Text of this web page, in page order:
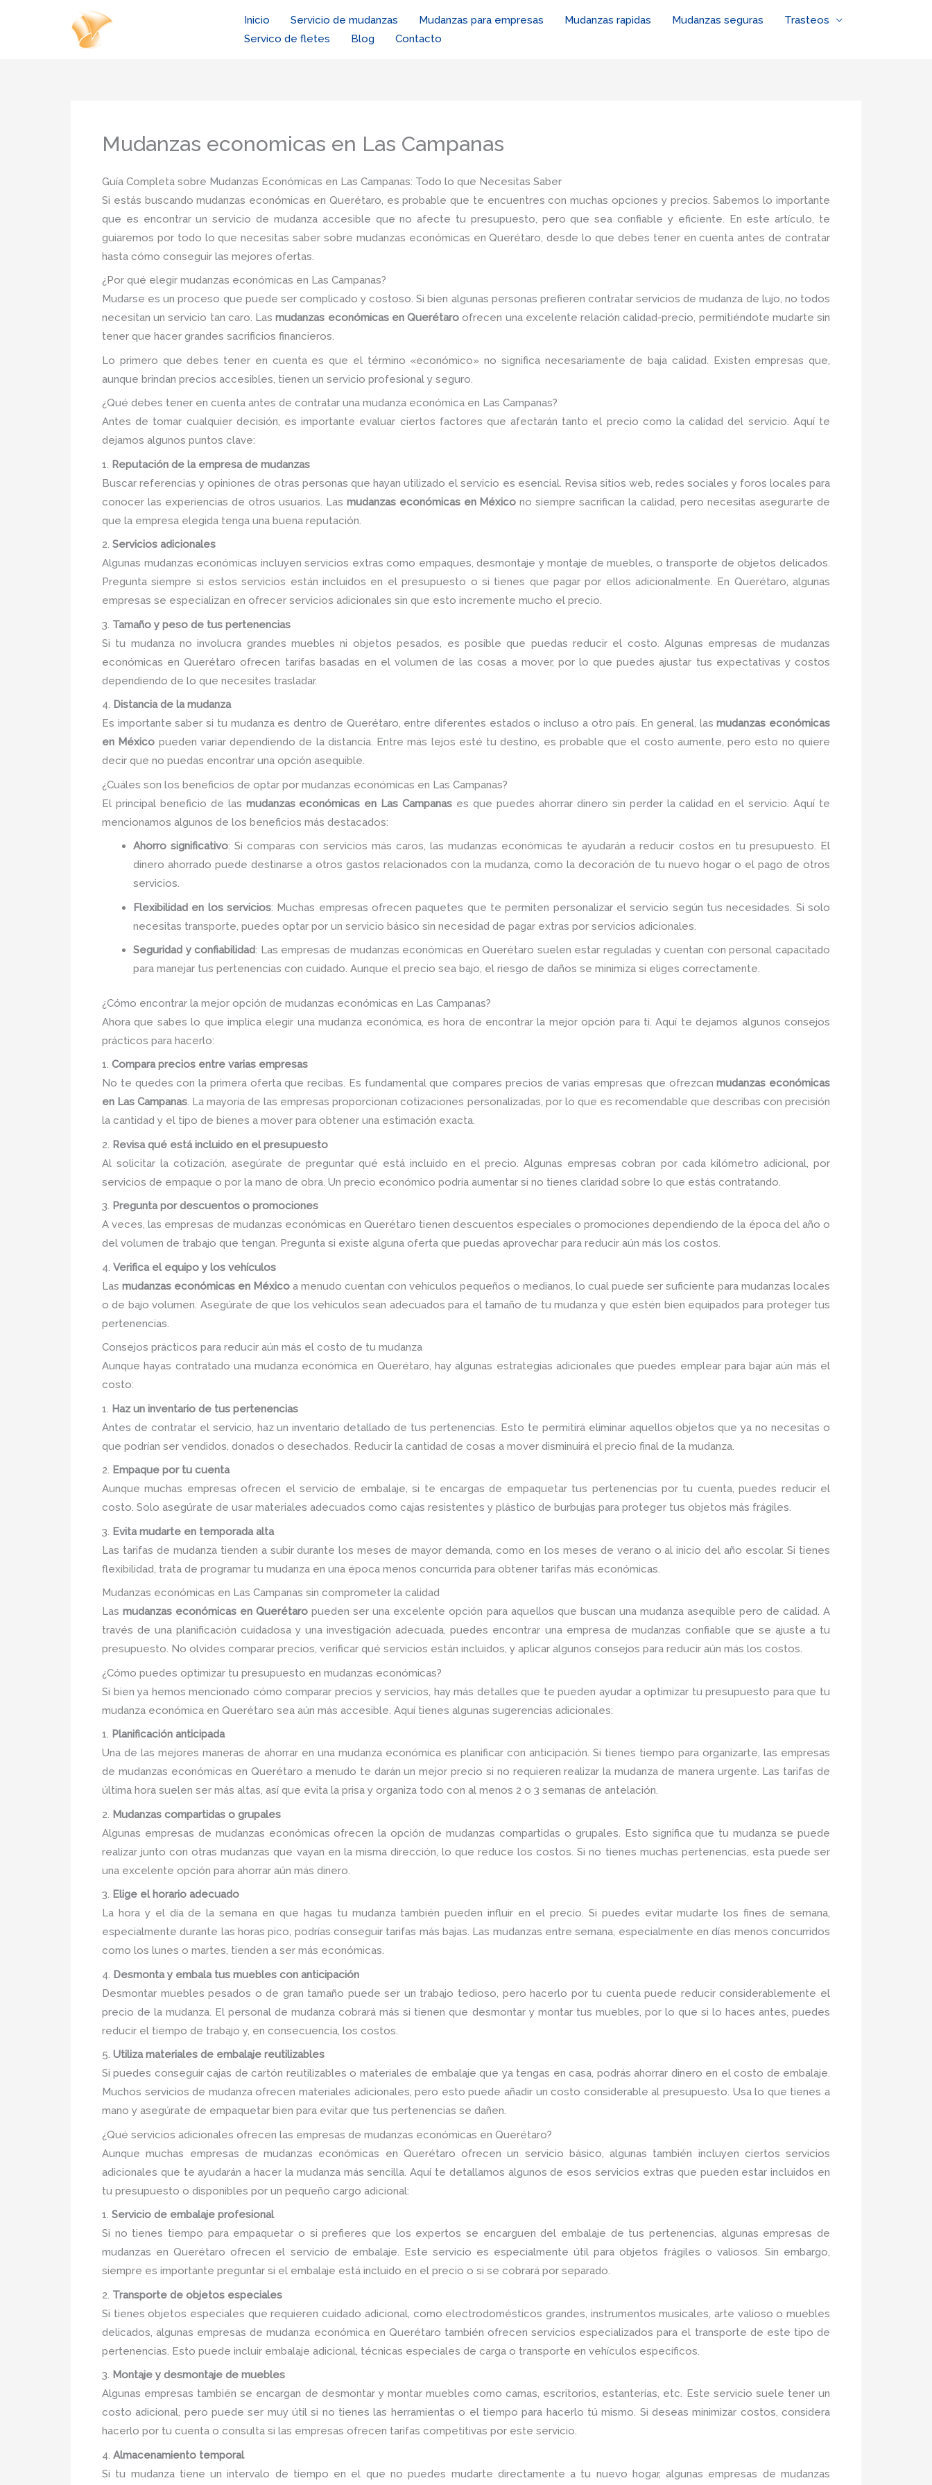
Inicio Servicio de mudanzas Mudanzas para empresas Mudanzas rapidas Mudanzas seguras
Trasteos
Servico de fletes
Blog Contacto
Mudanzas economicas en Las Campanas
Guía Completa sobre Mudanzas Económicas en Las Campanas: Todo lo que Necesitas Saber
Si estás buscando mudanzas económicas en Querétaro, es probable que te encuentres con muchas opciones y precios. Sabemos lo importante
que es encontrar un servicio de mudanza accesible que no afecte tu presupuesto, pero que sea confiable y eficiente. En este artículo, te
guiaremos por todo lo que necesitas saber sobre mudanzas económicas en Querétaro, desde lo que debes tener en cuenta antes de contratar
hasta cómo conseguir las mejores ofertas.
¿Por qué elegir mudanzas económicas en Las Campanas?
Mudarse es un proceso que puede ser complicado y costoso. Si bien algunas personas prefieren contratar servicios de mudanza de lujo, no todos
necesitan un servicio tan caro. Lasmudanzas económicas en Querétaro ofrecen una excelente relación calidad-precio, permitiéndote mudarte sin
tener que hacer grandes sacrificios financieros.
Lo primero que debes tener en cuenta es que el término «económico» no significa necesariamente de baja calidad. Existen empresas que,
aunque brindan precios accesibles, tienen un servicio profesional y seguro.
¿Qué debes tener en cuenta antes de contratar una mudanza económica en Las Campanas?
Antes de tomar cualquier decisión, es importante evaluar ciertos factores que afectarán tanto el precio como la calidad del servicio. Aquí te
dejamos algunos puntos clave:
1. Reputación de la empresa de mudanzas
Buscar referencias y opiniones de otras personas que hayan utilizado el servicio es esencial. Revisa sitios web, redes sociales y foros locales para
conocer las experiencias de otros usuarios. Las mudanzas económicas en México no siempre sacrifican la calidad, pero necesitas asegurarte de
que la empresa elegida tenga una buena reputación.
2. Servicios adicionales
Algunas mudanzas económicas incluyen servicios extras como empaques, desmontaje y montaje de muebles, o transporte de objetos delicados.
Pregunta siempre si estos servicios están incluidos en el presupuesto o si tienes que pagar por ellos adicionalmente. En Querétaro, algunas
empresas se especializan en ofrecer servicios adicionales sin que esto incremente mucho el precio.
3. Tamaño y peso de tus pertenencias
Si tu mudanza no involucra grandes muebles ni objetos pesados, es posible que puedas reducir el costo. Algunas empresas de mudanzas
económicas en Querétaro ofrecen tarifas basadas en el volumen de las cosas a mover, por lo que puedes ajustar tus expectativas y costos
dependiendo de lo que necesites trasladar.
4. Distancia de la mudanza
Es importante saber si tu mudanza es dentro de Querétaro, entre diferentes estados o incluso a otro país. En general, lasmudanzas económicas
en México pueden variar dependiendo de la distancia. Entre más lejos esté tu destino, es probable que el costo aumente, pero esto no quiere
decir que no puedas encontrar una opción asequible.
¿Cuáles son los beneficios de optar por mudanzas económicas en Las Campanas?
El principal beneficio de las mudanzas económicas en Las Campanas es que puedes ahorrar dinero sin perder la calidad en el servicio. Aquí te
mencionamos algunos de los beneficios más destacados:
Ahorro significativo: Si comparas con servicios más caros, las mudanzas económicas te ayudarán a reducir costos en tu presupuesto. El
dinero ahorrado puede destinarse a otros gastos relacionados con la mudanza, como la decoración de tu nuevo hogar o el pago de otros
servicios.
Flexibilidad en los servicios: Muchas empresas ofrecen paquetes que te permiten personalizar el servicio según tus necesidades. Si solo
necesitas transporte, puedes optar por un servicio básico sin necesidad de pagar extras por servicios adicionales.
Seguridad y confiabilidad: Las empresas de mudanzas económicas en Querétaro suelen estar reguladas y cuentan con personal capacitado
para manejar tus pertenencias con cuidado. Aunque el precio sea bajo, el riesgo de daños se minimiza si eliges correctamente.
¿Cómo encontrar la mejor opción de mudanzas económicas en Las Campanas?
Ahora que sabes lo que implica elegir una mudanza económica, es hora de encontrar la mejor opción para ti. Aquí te dejamos algunos consejos
prácticos para hacerlo:
1. Compara precios entre varias empresas
No te quedes con la primera oferta que recibas. Es fundamental que compares precios de varias empresas que ofrezcanmudanzas económicas
en Las Campanas. La mayoría de las empresas proporcionan cotizaciones personalizadas, por lo que es recomendable que describas con precisión
la cantidad y el tipo de bienes a mover para obtener una estimación exacta.
2. Revisa qué está incluido en el presupuesto
Al solicitar la cotización, asegúrate de preguntar qué está incluido en el precio. Algunas empresas cobran por cada kilómetro adicional, por
servicios de empaque o por la mano de obra. Un precio económico podría aumentar si no tienes claridad sobre lo que estás contratando.
3. Pregunta por descuentos o promociones
A veces, las empresas de mudanzas económicas en Querétaro tienen descuentos especiales o promociones dependiendo de la época del año o
del volumen de trabajo que tengan. Pregunta si existe alguna oferta que puedas aprovechar para reducir aún más los costos.
4. Verifica el equipo y los vehículos
Las mudanzas económicas en México a menudo cuentan con vehículos pequeños o medianos, lo cual puede ser suficiente para mudanzas locales
o de bajo volumen. Asegúrate de que los vehículos sean adecuados para el tamaño de tu mudanza y que estén bien equipados para proteger tus
pertenencias.
Consejos prácticos para reducir aún más el costo de tu mudanza
Aunque hayas contratado una mudanza económica en Querétaro, hay algunas estrategias adicionales que puedes emplear para bajar aún más el
costo:
1. Haz un inventario de tus pertenencias
Antes de contratar el servicio, haz un inventario detallado de tus pertenencias. Esto te permitirá eliminar aquellos objetos que ya no necesitas o
que podrían ser vendidos, donados o desechados. Reducir la cantidad de cosas a mover disminuirá el precio final de la mudanza.
2. Empaque por tu cuenta
Aunque muchas empresas ofrecen el servicio de embalaje, si te encargas de empaquetar tus pertenencias por tu cuenta, puedes reducir el
costo. Solo asegúrate de usar materiales adecuados como cajas resistentes y plástico de burbujas para proteger tus objetos más frágiles.
3. Evita mudarte en temporada alta
Las tarifas de mudanza tienden a subir durante los meses de mayor demanda, como en los meses de verano o al inicio del año escolar. Si tienes
flexibilidad, trata de programar tu mudanza en una época menos concurrida para obtener tarifas más económicas.
Mudanzas económicas en Las Campanas sin comprometer la calidad
Lasmudanzas económicas en Querétaro pueden ser una excelente opción para aquellos que buscan una mudanza asequible pero de calidad. A
través de una planificación cuidadosa y una investigación adecuada, puedes encontrar una empresa de mudanzas confiable que se ajuste a tu
presupuesto. No olvides comparar precios, verificar qué servicios están incluidos, y aplicar algunos consejos para reducir aún más los costos.
¿Cómo puedes optimizar tu presupuesto en mudanzas económicas?
Si bien ya hemos mencionado cómo comparar precios y servicios, hay más detalles que te pueden ayudar a optimizar tu presupuesto para que tu
mudanza económica en Querétaro sea aún más accesible. Aquí tienes algunas sugerencias adicionales:
1. Planificación anticipada
Una de las mejores maneras de ahorrar en una mudanza económica es planificar con anticipación. Si tienes tiempo para organizarte, las empresas
de mudanzas económicas en Querétaro a menudo te darán un mejor precio si no requieren realizar la mudanza de manera urgente. Las tarifas de
última hora suelen ser más altas, así que evita la prisa y organiza todo con al menos 2 o 3 semanas de antelación.
2. Mudanzas compartidas o grupales
Algunas empresas de mudanzas económicas ofrecen la opción de mudanzas compartidas o grupales. Esto significa que tu mudanza se puede
realizar junto con otras mudanzas que vayan en la misma dirección, lo que reduce los costos. Si no tienes muchas pertenencias, esta puede ser
una excelente opción para ahorrar aún más dinero.
3. Elige el horario adecuado
La hora y el día de la semana en que hagas tu mudanza también pueden influir en el precio. Si puedes evitar mudarte los fines de semana,
especialmente durante las horas pico, podrías conseguir tarifas más bajas. Las mudanzas entre semana, especialmente en días menos concurridos
como los lunes o martes, tienden a ser más económicas.
4. Desmonta y embala tus muebles con anticipación
Desmontar muebles pesados o de gran tamaño puede ser un trabajo tedioso, pero hacerlo por tu cuenta puede reducir considerablemente el
precio de la mudanza. El personal de mudanza cobrará más si tienen que desmontar y montar tus muebles, por lo que si lo haces antes, puedes
reducir el tiempo de trabajo y, en consecuencia, los costos.
5. Utiliza materiales de embalaje reutilizables
Si puedes conseguir cajas de cartón reutilizables o materiales de embalaje que ya tengas en casa, podrás ahorrar dinero en el costo de embalaje.
Muchos servicios de mudanza ofrecen materiales adicionales, pero esto puede añadir un costo considerable al presupuesto. Usa lo que tienes a
mano y asegúrate de empaquetar bien para evitar que tus pertenencias se dañen.
¿Qué servicios adicionales ofrecen las empresas de mudanzas económicas en Querétaro?
Aunque muchas empresas de mudanzas económicas en Querétaro ofrecen un servicio básico, algunas también incluyen ciertos servicios
adicionales que te ayudarán a hacer la mudanza más sencilla. Aquí te detallamos algunos de esos servicios extras que pueden estar incluidos en
tu presupuesto o disponibles por un pequeño cargo adicional:
1. Servicio de embalaje profesional
Si no tienes tiempo para empaquetar o si prefieres que los expertos se encarguen del embalaje de tus pertenencias, algunas empresas de
mudanzas en Querétaro ofrecen el servicio de embalaje. Este servicio es especialmente útil para objetos frágiles o valiosos. Sin embargo,
siempre es importante preguntar si el embalaje está incluido en el precio o si se cobrará por separado.
2. Transporte de objetos especiales
Si tienes objetos especiales que requieren cuidado adicional, como electrodomésticos grandes, instrumentos musicales, arte valioso o muebles
delicados, algunas empresas de mudanza económica en Querétaro también ofrecen servicios especializados para el transporte de este tipo de
pertenencias. Esto puede incluir embalaje adicional, técnicas especiales de carga o transporte en vehículos específicos.
3. Montaje y desmontaje de muebles
Algunas empresas también se encargan de desmontar y montar muebles como camas, escritorios, estanterías, etc. Este servicio suele tener un
costo adicional, pero puede ser muy útil si no tienes las herramientas o el tiempo para hacerlo tú mismo. Si deseas minimizar costos, considera
hacerlo por tu cuenta o consulta si las empresas ofrecen tarifas competitivas por este servicio.
4. Almacenamiento temporal
Si tu mudanza tiene un intervalo de tiempo en el que no puedes mudarte directamente a tu nuevo hogar, algunas empresas de mudanzas